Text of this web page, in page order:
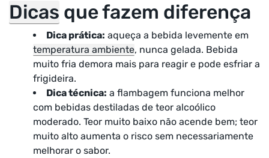
Dicas que fazem diferença
Dica prática: aqueça a bebida levemente em
temperatura ambiente, nunca gelada. Bebida
muito fria demora mais para reagir e pode esfriar a
frigideira.
Dica técnica: a flambagem funciona melhor
com bebidas destiladas de teor alcoólico
moderado. Teor muito baixo não acende bem; teor
muito alto aumenta o risco sem necessariamente
melhorar o sabor.